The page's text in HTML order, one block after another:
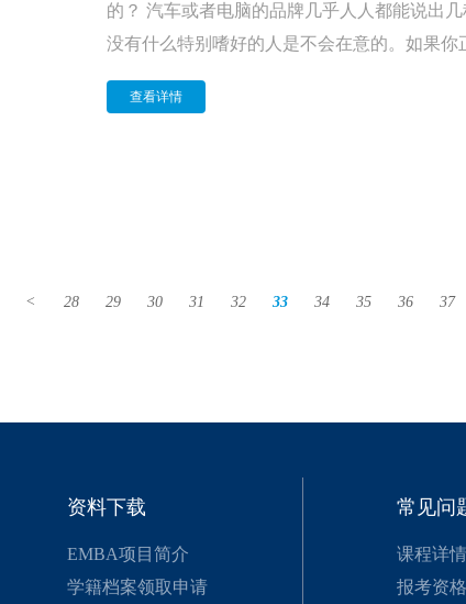
的？ 汽车或者电脑的品牌几乎人人都能说出
没有什么特别嗜好的人是不会在意的。如果你
查看详情
< 28 29 30 31 32 33 34 35 36 37
资料下载
EMBA项目简介
学籍档案领取申请
常见问
课程详情
报考资格